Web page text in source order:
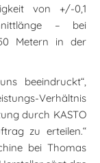
von +/-0,1
– bei
Metern in der
beeindruckt“,
Verhältnis
durch KASTO
zu erteilen.“
bei Thomas